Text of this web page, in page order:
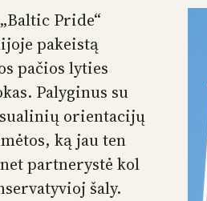
Pride“
pakeistą
pačios lyties
Palyginus su
orientacijų
ką jau ten
partnerystė kol
šaly.